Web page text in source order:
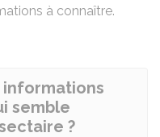
à connaître.
semble
?